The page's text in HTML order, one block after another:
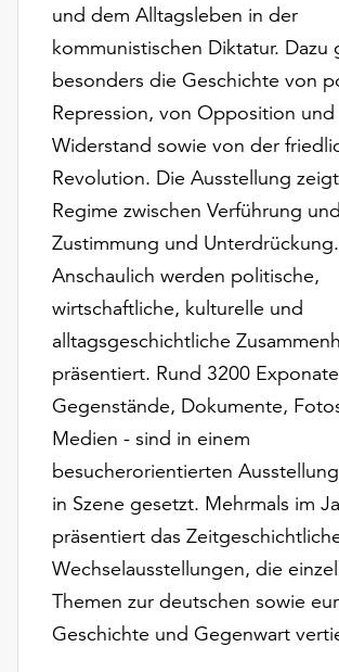
Schaltfläche
„Auswählen“.
Weitere
Informationen
unserer
Datenschutzerklärung
oder
dem
Impressum
und dem Alltagsleben in der
kommunistischen Diktatur. Dazu
besonders die Geschichte von
Repression, von Opposition und
Widerstand sowie von der
Revolution. Die Ausstellung
Regime zwischen Verführung
Zustimmung und Unterdrückung.
Anschaulich werden politische,
wirtschaftliche, kulturelle und
alltagsgeschichtliche
präsentiert. Rund 3200
Gegenstände, Dokumente,
Medien - sind in einem
besucherorientierten
in Szene gesetzt. Mehrmals im
präsentiert das
Wechselausstellungen, die
Themen zur deutschen sowie
Geschichte und Gegenwart